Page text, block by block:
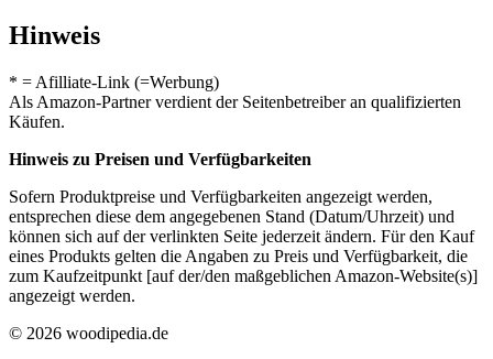
Hinweis
* = Afilliate-Link (=Werbung)
Als Amazon-Partner verdient der Seitenbetreiber an qualifizierten
Käufen.
Hinweis zu Preisen und Verfügbarkeiten
Sofern Produktpreise und Verfügbarkeiten angezeigt werden,
entsprechen diese dem angegebenen Stand (Datum/Uhrzeit) und
können sich auf der verlinkten Seite jederzeit ändern. Für den Kauf
eines Produkts gelten die Angaben zu Preis und Verfügbarkeit, die
zum Kaufzeitpunkt [auf der/den maßgeblichen Amazon-Website(s)]
angezeigt werden.
© 2026 woodipedia.de